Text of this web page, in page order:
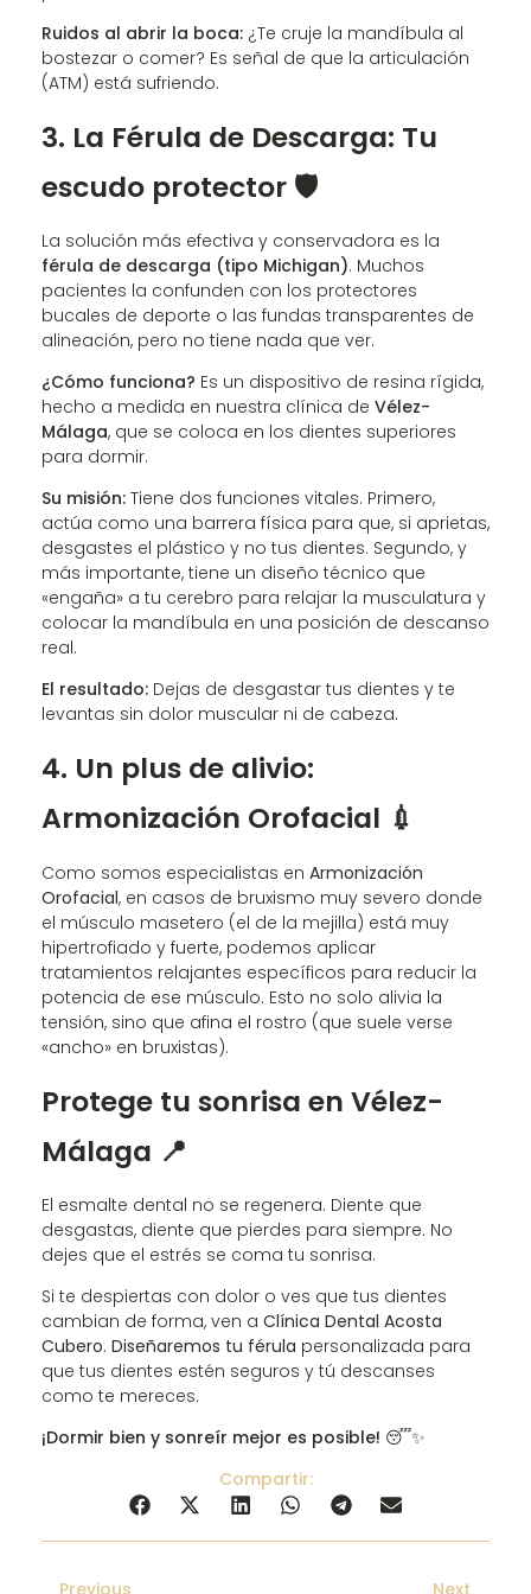
Ruidos al abrir la boca: ¿Te cruje la mandíbula al
bostezar o comer? Es señal de que la articulación
(ATM) está sufriendo.
3. La Férula de Descarga: Tu
escudo protector 🛡️
La solución más efectiva y conservadora es la
férula de descarga (tipo Michigan). Muchos
pacientes la confunden con los protectores
bucales de deporte o las fundas transparentes de
alineación, pero no tiene nada que ver.
¿Cómo funciona? Es un dispositivo de resina rígida,
hecho a medida en nuestra clínica de Vélez-
Málaga, que se coloca en los dientes superiores
para dormir.
Su misión: Tiene dos funciones vitales. Primero,
actúa como una barrera física para que, si aprietas,
desgastes el plástico y no tus dientes. Segundo, y
más importante, tiene un diseño técnico que
«engaña» a tu cerebro para relajar la musculatura y
colocar la mandíbula en una posición de descanso
real.
El resultado: Dejas de desgastar tus dientes y te
levantas sin dolor muscular ni de cabeza.
4. Un plus de alivio:
Armonización Orofacial 💉
Como somos especialistas en Armonización
Orofacial, en casos de bruxismo muy severo donde
el músculo masetero (el de la mejilla) está muy
hipertrofiado y fuerte, podemos aplicar
tratamientos relajantes específicos para reducir la
potencia de ese músculo. Esto no solo alivia la
tensión, sino que afina el rostro (que suele verse
«ancho» en bruxistas).
Protege tu sonrisa en Vélez-
Málaga 📍
El esmalte dental no se regenera. Diente que
desgastas, diente que pierdes para siempre. No
dejes que el estrés se coma tu sonrisa.
Si te despiertas con dolor o ves que tus dientes
cambian de forma, ven a Clínica Dental Acosta
Cubero. Diseñaremos tu férula personalizada para
que tus dientes estén seguros y tú descanses
como te mereces.
¡Dormir bien y sonreír mejor es posible! 😴✨
Compartir: